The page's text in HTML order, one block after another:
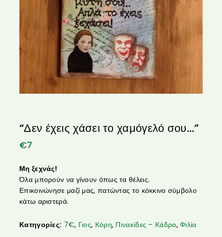
“Δεν έχεις χάσει το χαμόγελό σου…”
€7
Μη ξεχνάς!
Όλα μπορούν να γίνουν όπως τα θέλεις.
Επικοινώνησε μαζί μας, πατώντας το κόκκινο σύμβολο
κάτω αριστερά.
Κατηγορίες: 7€, Γιος, Κόρη, Πινακίδες – Κάδρα,Φιλία